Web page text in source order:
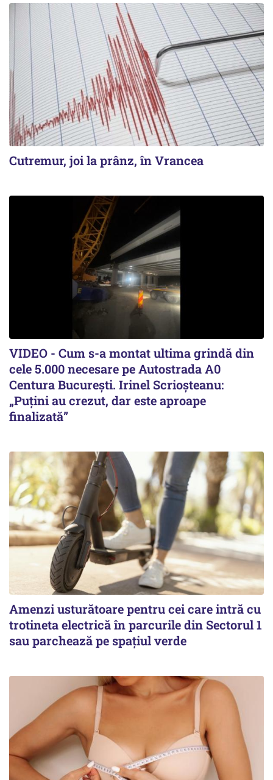
Cutremur, joi la prânz, în Vrancea
VIDEO - Cum s-a montat ultima grindă din
cele 5.000 necesare pe Autostrada A0
Centura București. Irinel Scrioșteanu:
„Puțini au crezut, dar este aproape
finalizată”
Amenzi usturătoare pentru cei care intră cu
trotineta electrică în parcurile din Sectorul 1
sau parchează pe spațiul verde